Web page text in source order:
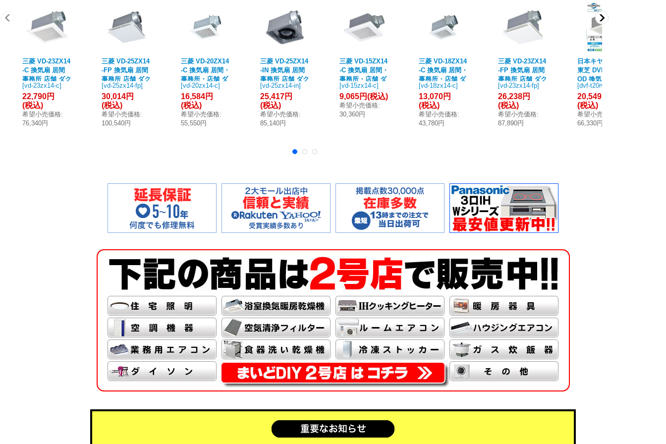
三菱 VD-23ZX14
-C 換気扇 居間
事務所 店舗 ダク
ト用換気扇 天井
埋込形 低騒音形
インテリア格子
タイプ (VD-23ZX
13-C 後継品)
[vd-23zx14-c]
22,790円
(税込)
希望小売価格:
76,340円
三菱 VD-25ZX14
-FP 換気扇 居間
事務所 店舗 ダク
ト用換気扇 天井
埋込形 低騒音形
フラットインテ
リアタイプ (VD-
25ZX13-FP 後継
[vd-25zx14-fp]
30,014円
(税込)
希望小売価格:
100,540円
三菱 VD-20ZX14
-C 換気扇 居間・
事務所・店舗 ダ
クト用換気扇 天
井埋込形 低騒音
形 インテリア格
子タイプ クール
ホワイト (VD-20
[vd-20zx14-c]
16,584円
(税込)
希望小売価格:
55,550円
三菱 VD-25ZX14
-IN 換気扇 居間
事務所 店舗 ダク
ト用換気扇 天井
埋込形 グリル別
売タイプ 低騒音
形 (VD-25ZX13-I
N 後継品)
[vd-25zx14-in]
25,417円
(税込)
希望小売価格:
85,140円
三菱 VD-15ZX14
-C 換気扇 居間・
事務所・店舗 ダ
クト用換気扇 天
井埋込形 低騒音
形 インテリア格
子タイプ クール
[vd-15zx14-c]
9,065円(税込)
希望小売価格:
30,360円
三菱 VD-18ZX14
-C 換気扇 居間・
事務所・店舗 ダ
クト用換気扇 天
井埋込形 低騒音
形 インテリア格
子タイプ クール
ホワイト (VD-18
[vd-18zx14-c]
13,070円
(税込)
希望小売価格:
43,780円
三菱 VD-23ZX14
-FP 換気扇 居間
事務所 店舗 ダク
ト用換気扇 天井
埋込形 低騒音形
フラットインテ
リアタイプ (VD-
23ZX13-FP 後継
[vd-23zx14-fp]
26,238円
(税込)
希望小売価格:
87,890円
日本キヤリア/旧
東芝 DVF-T20RV
QD 換気扇 居
間・事務所・店
舗用 ダクト用換
気扇 低騒音形 イ
ンテリア格子 居
間・事務所・店
[dvf-t20rvqd
20,549円
(税込)
希望小売価格
66,330円